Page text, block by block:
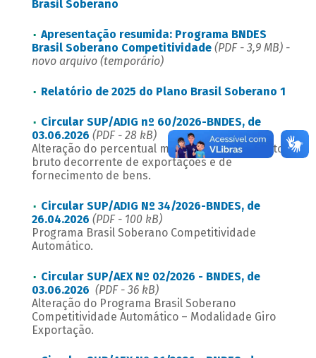
Brasil Soberano
Apresentação resumida: Programa BNDES
Brasil Soberano Competitividade (PDF - 3,9 MB) -
novo arquivo (temporário)
Relatório de 2025 do Plano Brasil Soberano 1
Circular SUP/ADIG nº 60/2026-BNDES, de
03.06.2026 (PDF - 28 kB)
Alteração do percentual mínimo de faturamento
bruto decorrente de exportações e de
fornecimento de bens.
Circular SUP/ADIG Nº 34/2026-BNDES, de
26.04.2026 (PDF - 100 kB)
Programa Brasil Soberano Competitividade
Automático.
Circular SUP/AEX Nº 02/2026 - BNDES, de
03.06.2026 (PDF - 36 kB)
Alteração do Programa Brasil Soberano
Competitividade Automático – Modalidade Giro
Exportação.